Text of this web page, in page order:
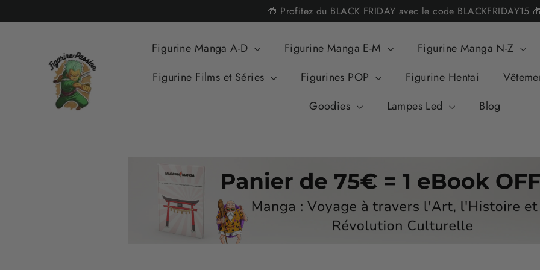
au
🎁 Profitez du BLACK FRIDAY avec le code BLACKFRIDAY15
Figurine Manga A-D Figurine Manga E-M Figurine Manga N-Z
Figurine Films et Séries
Figurines POP Figurine Hentai
Goodies
Lampes Led Blog